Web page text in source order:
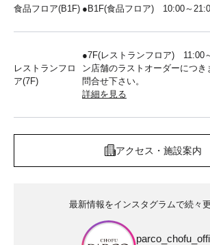
食品フロア(B1F) ●B1F(食品フロア) 10:00～
レストランフロ
ア(7F)
●7F(レストランフロア)
ン店舗のラストオーダーにつき
問合せ下さい。
詳細を見る
アクセス・施設案内
最新情報をインスタグラムで続々